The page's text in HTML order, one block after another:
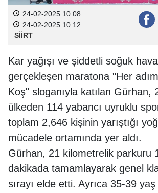
24-02-2025 10:08
24-02-2025 10:12
SİİRT
Kar yağışı ve şiddetli soğuk
gerçekleşen maratona "Her
Koş" sloganıyla katılan Gürhan,
ülkeden 114 yabancı uyruklu
toplam 2,646 kişinin yarıştığı
mücadele ortamında yer aldı.
Gürhan, 21 kilometrelik parkuru
dakikada tamamlayarak genel
sırayı elde etti. Ayrıca 35-39